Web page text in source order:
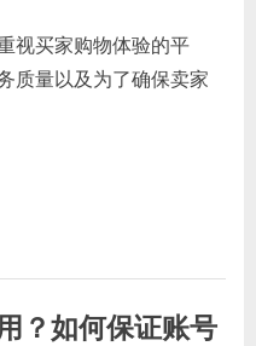
视买家购物体验的平
质量以及为了确保卖家
？如何保证账号